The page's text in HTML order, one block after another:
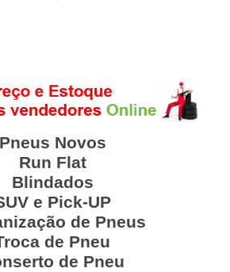
Pneus Novos
Run Flat
Blindados
e Pick-UP
de Pneus
de Pneu
de Pneu